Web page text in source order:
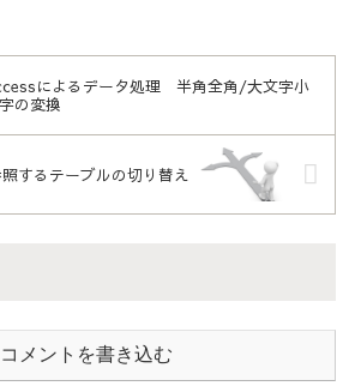
によるデータ処理 半角全角/大文字小
の変換
するテーブルの切り替え
コメントを書き込む